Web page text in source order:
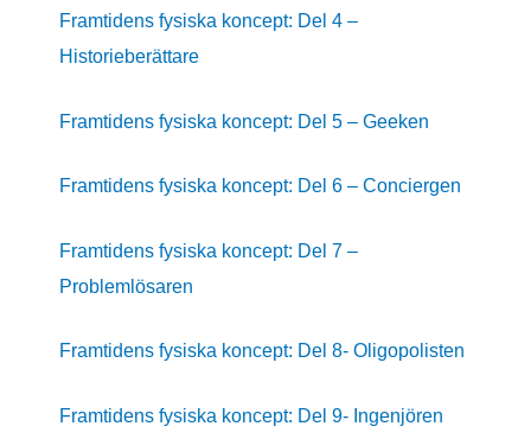
Framtidens fysiska koncept: Del 4 –
Historieberättare
Framtidens fysiska koncept: Del 5 – Geeken
Framtidens fysiska koncept: Del 6 – Conciergen
Framtidens fysiska koncept: Del 7 –
Problemlösaren
Framtidens fysiska koncept: Del 8- Oligopolisten
Framtidens fysiska koncept: Del 9- Ingenjören